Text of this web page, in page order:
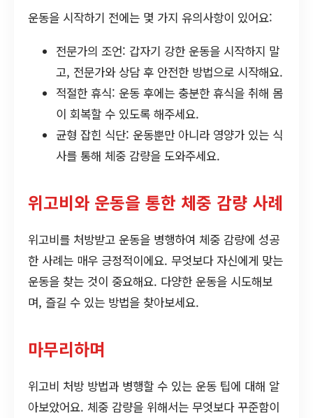
운동을 시작하기 전에는 몇 가지 유의사항이 있어요:
전문가의 조언: 갑자기 강한 운동을 시작하지 말
고, 전문가와 상담 후 안전한 방법으로 시작해요.
적절한 휴식: 운동 후에는 충분한 휴식을 취해 몸
이 회복할 수 있도록 해주세요.
균형 잡힌 식단: 운동뿐만 아니라 영양가 있는 식
사를 통해 체중 감량을 도와주세요.
위고비와 운동을 통한 체중 감량 사례
위고비를 처방받고 운동을 병행하여 체중 감량에 성공
한 사례는 매우 긍정적이에요. 무엇보다 자신에게 맞는
운동을 찾는 것이 중요해요. 다양한 운동을 시도해보
며, 즐길 수 있는 방법을 찾아보세요.
마무리하며
위고비 처방 방법과 병행할 수 있는 운동 팁에 대해 알
아보았어요. 체중 감량을 위해서는 무엇보다 꾸준함이